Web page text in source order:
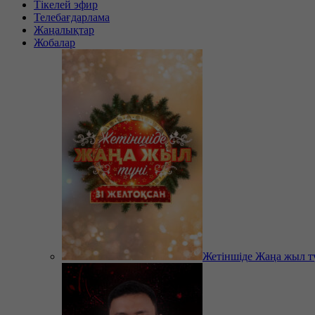
Тікелей эфир
Телебағдарлама
Жаңалықтар
Жобалар
Жетіншіде Жаңа жыл